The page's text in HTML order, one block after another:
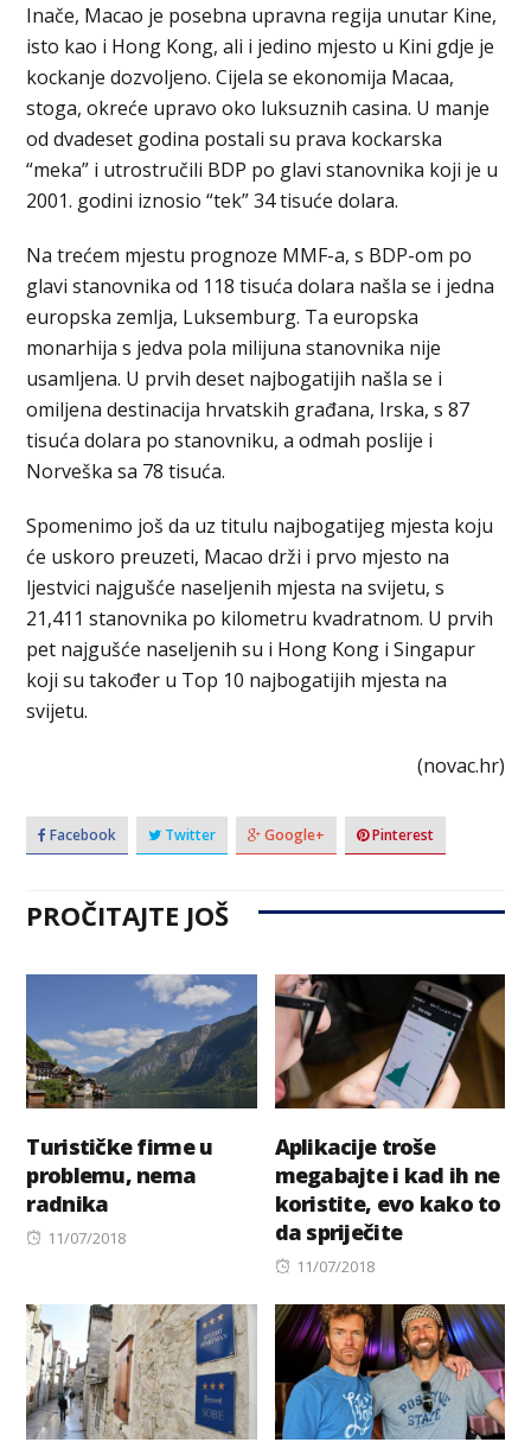
Inače, Macao je posebna upravna regija unutar Kine,
isto kao i Hong Kong, ali i jedino mjesto u Kini gdje je
kockanje dozvoljeno. Cijela se ekonomija Macaa,
stoga, okreće upravo oko luksuznih casina. U manje
od dvadeset godina postali su prava kockarska
“meka” i utrostručili BDP po glavi stanovnika koji je u
2001. godini iznosio “tek” 34 tisuće dolara.
Na trećem mjestu prognoze MMF-a, s BDP-om po
glavi stanovnika od 118 tisuća dolara našla se i jedna
europska zemlja, Luksemburg. Ta europska
monarhija s jedva pola milijuna stanovnika nije
usamljena. U prvih deset najbogatijih našla se i
omiljena destinacija hrvatskih građana, Irska, s 87
tisuća dolara po stanovniku, a odmah poslije i
Norveška sa 78 tisuća.
Spomenimo još da uz titulu najbogatijeg mjesta koju
će uskoro preuzeti, Macao drži i prvo mjesto na
ljestvici najgušće naseljenih mjesta na svijetu, s
21,411 stanovnika po kilometru kvadratnom. U prvih
pet najgušće naseljenih su i Hong Kong i Singapur
koji su također u Top 10 najbogatijih mjesta na
svijetu.
(novac.hr)
Facebook Twitter Google+ Pinterest
PROČITAJTE JOŠ
Turističke firme u
problemu, nema
radnika
Posted
11/07/2018
Aplikacije troše
megabajte i kad ih ne
koristite, evo kako to
da spriječite
Posted
11/07/2018